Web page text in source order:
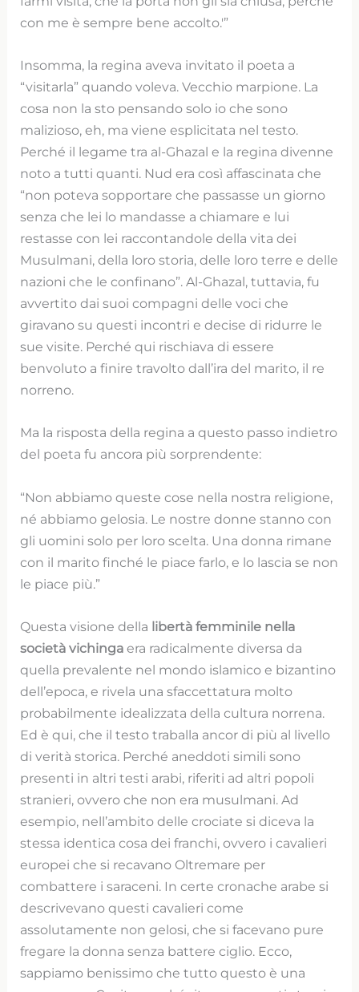
con me è sempre bene accolto.'”
Insomma, la regina aveva invitato il poeta a
“visitarla” quando voleva. Vecchio marpione. La
cosa non la sto pensando solo io che sono
malizioso, eh, ma viene esplicitata nel testo.
Perché il legame tra al-Ghazal e la regina divenne
noto a tutti quanti. Nud era così affascinata che
“non poteva sopportare che passasse un giorno
senza che lei lo mandasse a chiamare e lui
restasse con lei raccontandole della vita dei
Musulmani, della loro storia, delle loro terre e delle
nazioni che le confinano”. Al-Ghazal, tuttavia, fu
avvertito dai suoi compagni delle voci che
giravano su questi incontri e decise di ridurre le
sue visite. Perché qui rischiava di essere
benvoluto a finire travolto dall’ira del marito, il re
norreno.
Ma la risposta della regina a questo passo indietro
del poeta fu ancora più sorprendente:
“Non abbiamo queste cose nella nostra religione,
né abbiamo gelosia. Le nostre donne stanno con
gli uomini solo per loro scelta. Una donna rimane
con il marito finché le piace farlo, e lo lascia se non
le piace più.”
Questa visione della libertà femminile nella
società vichinga era radicalmente diversa da
quella prevalente nel mondo islamico e bizantino
dell’epoca, e rivela una sfaccettatura molto
probabilmente idealizzata della cultura norrena.
Ed è qui, che il testo traballa ancor di più al livello
di verità storica. Perché aneddoti simili sono
presenti in altri testi arabi, riferiti ad altri popoli
stranieri, ovvero che non era musulmani. Ad
esempio, nell’ambito delle crociate si diceva la
stessa identica cosa dei franchi, ovvero i cavalieri
europei che si recavano Oltremare per
combattere i saraceni. In certe cronache arabe si
descrivevano questi cavalieri come
assolutamente non gelosi, che si facevano pure
fregare la donna senza battere ciglio. Ecco,
sappiamo benissimo che tutto questo è una